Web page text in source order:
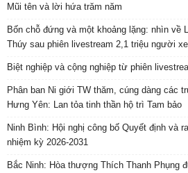
Mũi tên và lời hứa trăm năm
Bốn chỗ đứng và một khoảng lặng: nhìn về
Thúy sau phiên livestream 2,1 triệu người
Biệt nghiệp và cộng nghiệp từ phiên
Phân ban Ni giới TW thăm, cúng dàng các
Hưng Yên: Lan tỏa tinh thần hộ trì Tam bảo
Ninh Bình: Hội nghị công bố Quyết định và
nhiệm kỳ 2026-2031
Bắc Ninh: Hòa thượng Thích Thanh